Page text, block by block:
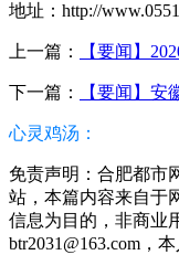
地址：http://
上一篇： 【要闻】
下一篇： 【要闻】
心灵鸡汤：
免责声明：合肥都市
站，本篇内容来自于
信息为目的，非商业
btr2031@163.com，